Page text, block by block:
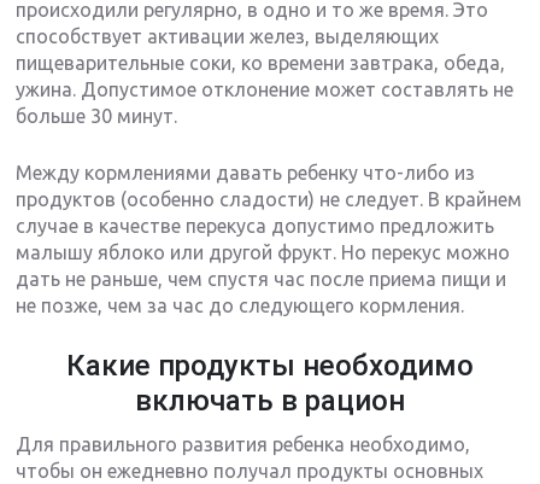
происходили регулярно, в одно и то же время. Это
способствует активации желез, выделяющих
пищеварительные соки, ко времени завтрака, обеда,
ужина. Допустимое отклонение может составлять не
больше 30 минут.
Между кормлениями давать ребенку что-либо из
продуктов (особенно сладости) не следует. В крайнем
случае в качестве перекуса допустимо предложить
малышу яблоко или другой фрукт. Но перекус можно
дать не раньше, чем спустя час после приема пищи и
не позже, чем за час до следующего кормления.
Какие продукты необходимо
включать в рацион
Для правильного развития ребенка необходимо,
чтобы он ежедневно получал продукты основных